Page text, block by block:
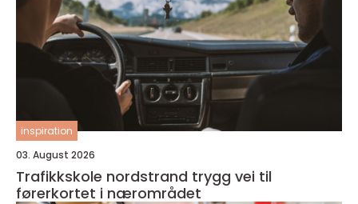
inspiration
03. August 2026
Trafikkskole nordstrand trygg vei til
førerkortet i nærområdet